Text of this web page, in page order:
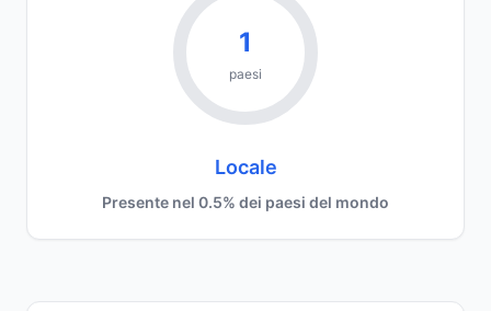
1
paesi
Locale
Presente nel 0.5% dei paesi del mondo